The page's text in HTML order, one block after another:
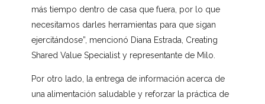
más tiempo dentro de casa que fuera, por lo que
necesitamos darles herramientas para que sigan
ejercitándose”, mencionó Diana Estrada, Creating
Shared Value Specialist y representante de Milo.
Por otro lado, la entrega de información acerca de
una alimentación saludable y reforzar la práctica de